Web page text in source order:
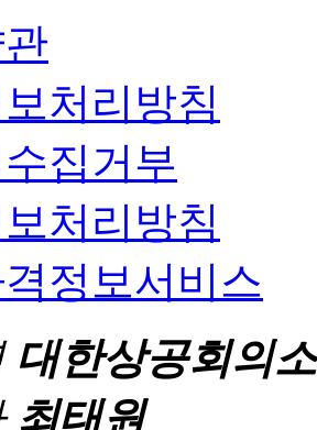
처리방침
집거부
처리방침
정보서비스
대한상공회의소
최태원